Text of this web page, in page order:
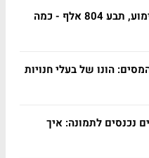
פוטר אחרי 29 שנה בלי שימוע, תבע 804 אלף - כמה
הונו של בעלי חנויות
נכנסים לתמונה: איך